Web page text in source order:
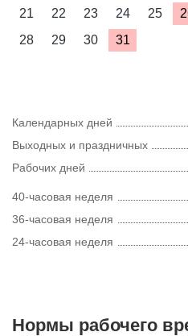
21
22 23 24 25
28
29 30 31
Календарных дней
Выходных и праздничных
Рабочих дней
40-часовая неделя
36-часовая неделя
24-часовая неделя
Нормы рабочего